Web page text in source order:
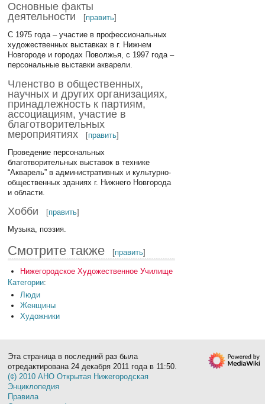
Основные факты
деятельности
[править]
С 1975 года – участие в профессиональных
художественных выставках в г. Нижнем
Новгороде и городах Поволжья, с 1997 года –
персональные выставки акварели.
Членство в общественных,
научных и других организациях,
принадлежность к партиям,
ассоциациям, участие в
благотворительных
мероприятиях
[править]
Проведение персональных
благотворительных выставок в технике
“Акварель” в административных и культурно-
общественных зданиях г. Нижнего Новгорода
и области.
Хобби [править]
Музыка, поэзия.
Смотрите также [править]
Нижегородское Художественное Училище
Категории:
Люди
Женщины
Художники
Эта страница в последний раз была
отредактирована 24 декабря 2011 года в 11:50.
(¢) 2010 АНО Открытая Нижегородская
Энциклопедия
Правила